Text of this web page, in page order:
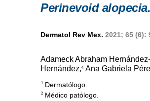
Perinevoid alopecia.
Dermatol Rev Mex. 2021; 65 (6):
Adameck Abraham
Hernández,4Ana Gabriela
1 Dermatólogo.
2 Médico patólogo.